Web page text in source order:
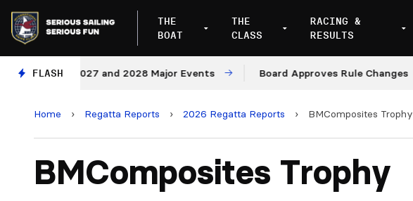
THE
BOAT
THE
CLASS
RACING &
RESULTS
FLASH
for 2027 and 2028 Major Events Board Approves Rule Changes
Home › Regatta Reports › 2026 Regatta Reports › BMComposites Trophy
BMComposites Trophy